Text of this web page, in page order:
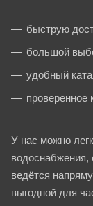
быструю
большой
удобный
проверенное
У нас можно
водоснабжения,
ведётся
выгодной для